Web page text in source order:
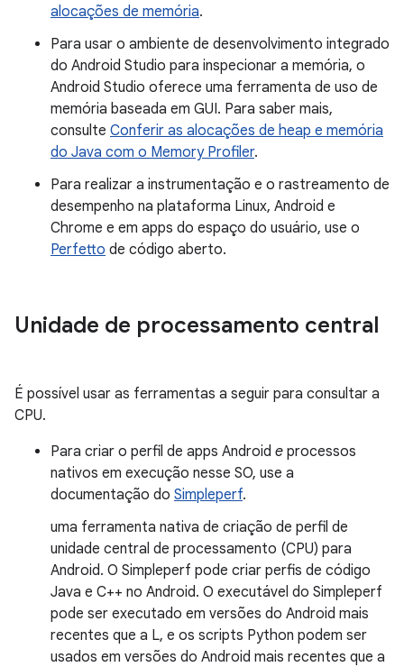
alocações de memória.
Para usar o ambiente de desenvolvimento integrado
do Android Studio para inspecionar a memória, o
Android Studio oferece uma ferramenta de uso de
memória baseada em GUI. Para saber mais,
consulte Conferir as alocações de heap e memória
do Java com o Memory Profiler.
Para realizar a instrumentação e o rastreamento de
desempenho na plataforma Linux, Android e
Chrome e em apps do espaço do usuário, use o
Perfetto de código aberto.
Unidade de processamento central
É possível usar as ferramentas a seguir para consultar a
CPU.
Para criar o perfil de apps Android e processos
nativos em execução nesse SO, use a
documentação do Simpleperf.
uma ferramenta nativa de criação de perfil de
unidade central de processamento (CPU) para
Android. O Simpleperf pode criar perfis de código
Java e C++ no Android. O executável do Simpleperf
pode ser executado em versões do Android mais
recentes que a L, e os scripts Python podem ser
usados em versões do Android mais recentes que a